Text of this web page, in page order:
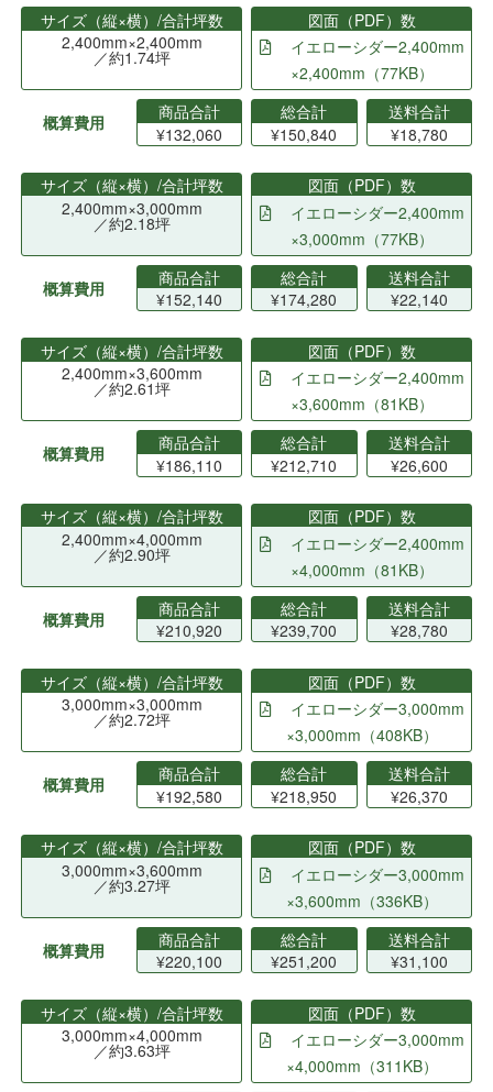
サイズ（縦×横）/合計坪数
2,400mm×2,400mm
／約1.74坪
図面（PDF）数
イエローシダー2,400mm
×2,400mm（77KB）
概算費用
商品合計
¥132,060
総合計
¥150,840
送料合計
¥18,780
サイズ（縦×横）/合計坪数
2,400mm×3,000mm
／約2.18坪
図面（PDF）数
イエローシダー2,400mm
×3,000mm（77KB）
概算費用
商品合計
¥152,140
総合計
¥174,280
送料合計
¥22,140
サイズ（縦×横）/合計坪数
2,400mm×3,600mm
／約2.61坪
図面（PDF）数
イエローシダー2,400mm
×3,600mm（81KB）
概算費用
商品合計
¥186,110
総合計
¥212,710
送料合計
¥26,600
サイズ（縦×横）/合計坪数
2,400mm×4,000mm
／約2.90坪
図面（PDF）数
イエローシダー2,400mm
×4,000mm（81KB）
概算費用
商品合計
¥210,920
総合計
¥239,700
送料合計
¥28,780
サイズ（縦×横）/合計坪数
3,000mm×3,000mm
／約2.72坪
図面（PDF）数
イエローシダー3,000mm
×3,000mm（408KB）
概算費用
商品合計
¥192,580
総合計
¥218,950
送料合計
¥26,370
サイズ（縦×横）/合計坪数
3,000mm×3,600mm
／約3.27坪
図面（PDF）数
イエローシダー3,000mm
×3,600mm（336KB）
概算費用
商品合計
¥220,100
総合計
¥251,200
送料合計
¥31,100
サイズ（縦×横）/合計坪数
3,000mm×4,000mm
／約3.63坪
図面（PDF）数
イエローシダー3,000mm
×4,000mm（311KB）